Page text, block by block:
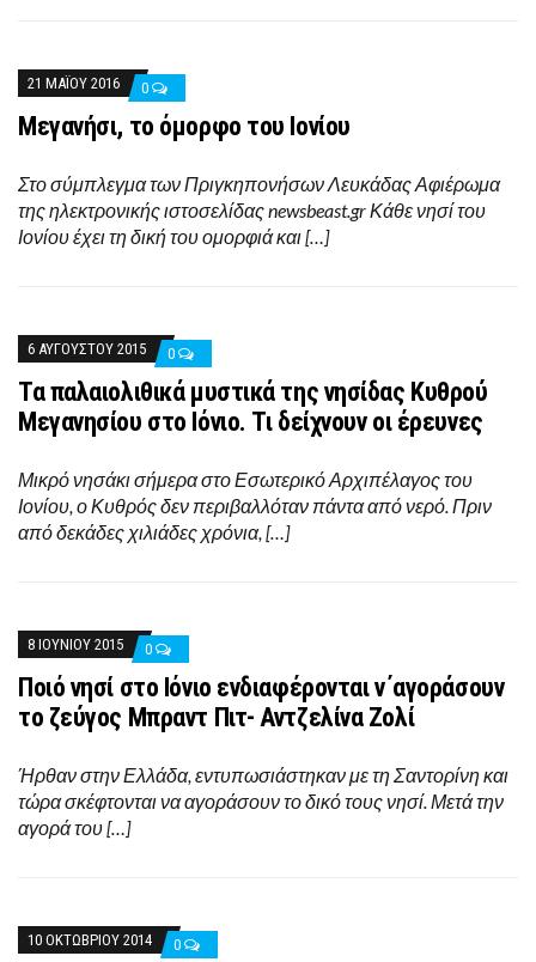
21 ΜΑΪ́ΟΥ 2016 0
Μεγανήσι, το όμορφο του Ιονίου
Στο σύμπλεγμα των Πριγκηπονήσων Λευκάδας Αφιέρωμα
της ηλεκτρονικής ιστοσελίδας newsbeast.gr Κάθε νησί του
Ιονίου έχει τη δική του ομορφιά και […]
6 ΑΥΓΟΎΣΤΟΥ 2015 0
Τα παλαιολιθικά μυστικά της νησίδας Κυθρού
Μεγανησίου στο Ιόνιο. Τι δείχνουν οι έρευνες
Μικρό νησάκι σήμερα στο Εσωτερικό Αρχιπέλαγος του
Ιονίου, ο Κυθρός δεν περιβαλλόταν πάντα από νερό. Πριν
από δεκάδες χιλιάδες χρόνια, […]
8 ΙΟΥΝΊΟΥ 2015 0
Ποιό νησί στο Ιόνιο ενδιαφέρονται ν΄αγοράσουν
το ζεύγος Μπραντ Πιτ- Αντζελίνα Ζολί
Ήρθαν στην Ελλάδα, εντυπωσιάστηκαν με τη Σαντορίνη και
τώρα σκέφτονται να αγοράσουν το δικό τους νησί. Μετά την
αγορά του […]
10 ΟΚΤΩΒΡΊΟΥ 2014 0